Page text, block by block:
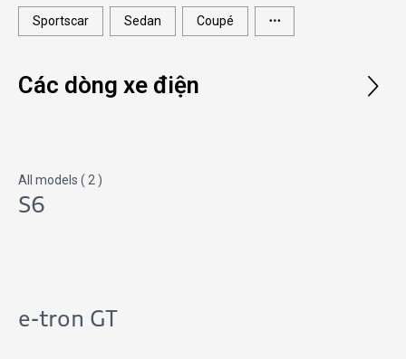
Sportscar Sedan Coupé
Các dòng xe điện
S6
e-tron GT
All models ( 2 )